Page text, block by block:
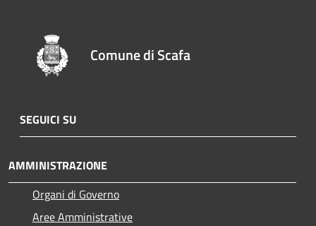
Comune di Scafa
SEGUICI SU
AMMINISTRAZIONE
Organi di Governo
Aree Amministrative